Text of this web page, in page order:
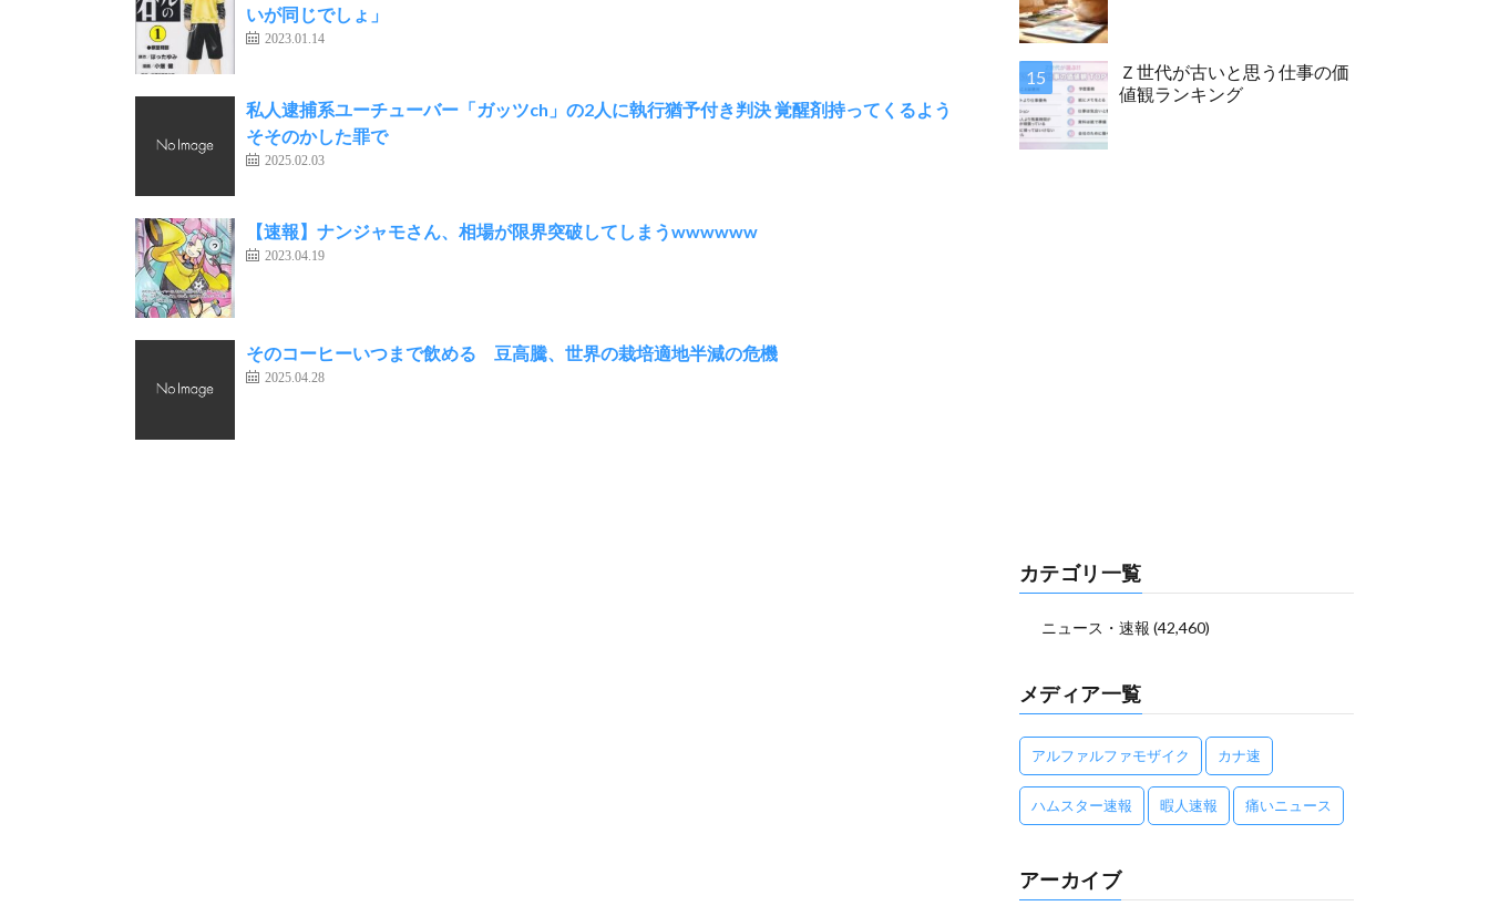
いが同じでしょ」
2023.01.14
私人逮捕系ユーチューバー「ガッツch」の2人に執行猶予付き判決 覚醒剤持ってくるよう
そそのかした罪で
2025.02.03
【速報】ナンジャモさん、相場が限界突破してしまうwwwwww
2023.04.19
そのコーヒーいつまで飲める 豆高騰、世界の栽培適地半減の危機
2025.04.28
Ｚ世代が古いと思う仕事の価
値観ランキング
カテゴリ一覧
ニュース・速報 (42,460)
メディア一覧
アルファルファモザイク カナ速
ハムスター速報 暇人速報 痛いニュース
アーカイブ